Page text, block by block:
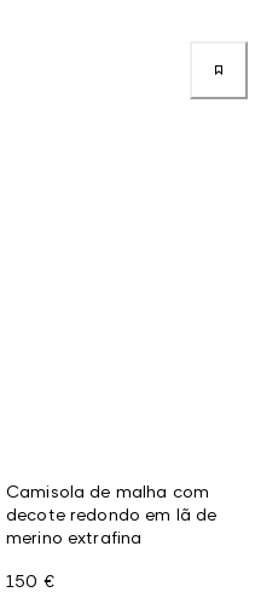
Camisola de malha com
decote redondo em lã de
merino extrafina
150 €